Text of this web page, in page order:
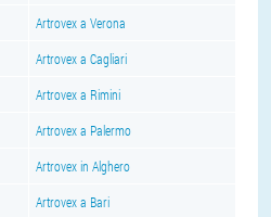
Artrovex a Verona
Artrovex a Cagliari
Artrovex a Rimini
Artrovex a Palermo
Artrovex in Alghero
Artrovex a Bari